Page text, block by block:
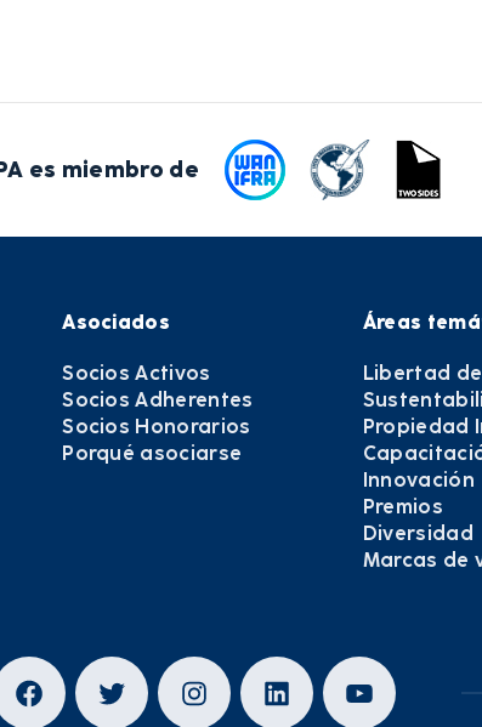
es miembro de
Asociados
Socios Activos
Socios Adherentes
Socios Honorarios
Porqué asociarse
Áreas
Libertad
Propiedad
Innovación
Premios
Diversidad
Marcas de
Facebook
TwitterInstagram
LinkedInYouTube